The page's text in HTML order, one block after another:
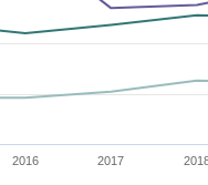
2016 2017